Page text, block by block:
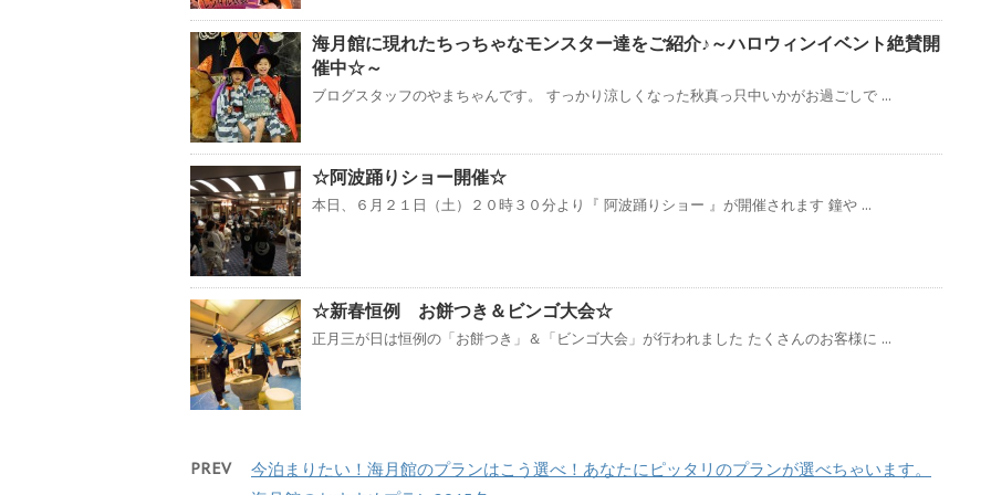
海月館に現れたちっちゃなモンスター達をご紹介♪～ハロウィンイベント絶賛開
催中☆～
ブログスタッフのやまちゃんです。 すっかり涼しくなった秋真っ只中いかがお過ごしで ...
☆阿波踊りショー開催☆
本日、６月２１日（土）２０時３０分より『 阿波踊りショー 』が開催されます 鐘や ...
☆新春恒例 お餅つき＆ビンゴ大会☆
正月三が日は恒例の「お餅つき」＆「ビンゴ大会」が行われました たくさんのお客様に ...
PREV
今泊まりたい！海月館のプランはこう選べ！あなたにピッタリのプランが選べちゃいます。